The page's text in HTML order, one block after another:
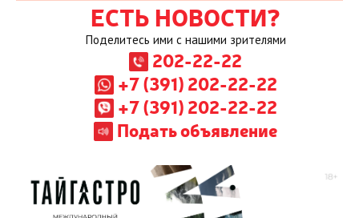
ЕСТЬ НОВОСТИ?
Поделитесь ими с нашими зрителями
202-22-22
+7 (391) 202-22-22
+7 (391) 202-22-22
Подать объявление